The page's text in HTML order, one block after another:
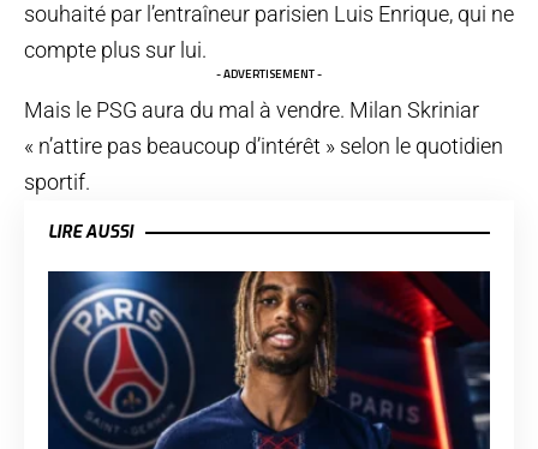
souhaité par l’entraîneur parisien Luis Enrique, qui ne
compte plus sur lui.
- ADVERTISEMENT -
Mais le PSG aura du mal à vendre. Milan Skriniar
« n’attire pas beaucoup d’intérêt » selon le quotidien
sportif.
LIRE AUSSI